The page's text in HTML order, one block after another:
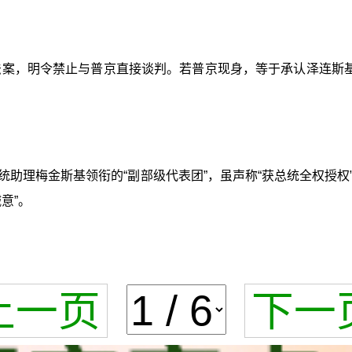
，明令禁止与普京直接谈判。若普京现身，等于承认泽连斯
理梅金斯基领衔的“副部级代表团”，虽声称“获总统全权授
”。
一页 下一